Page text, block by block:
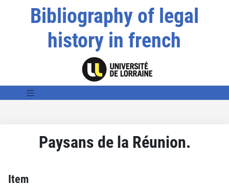
Bibliography of legal
history in french
Paysans de la Réunion.
Item